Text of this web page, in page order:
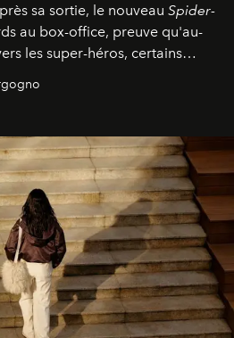
sa sortie, le nouveau Spider-
au box-office, preuve qu'au-
les super-héros, certains
de susciter une ferveur intacte.